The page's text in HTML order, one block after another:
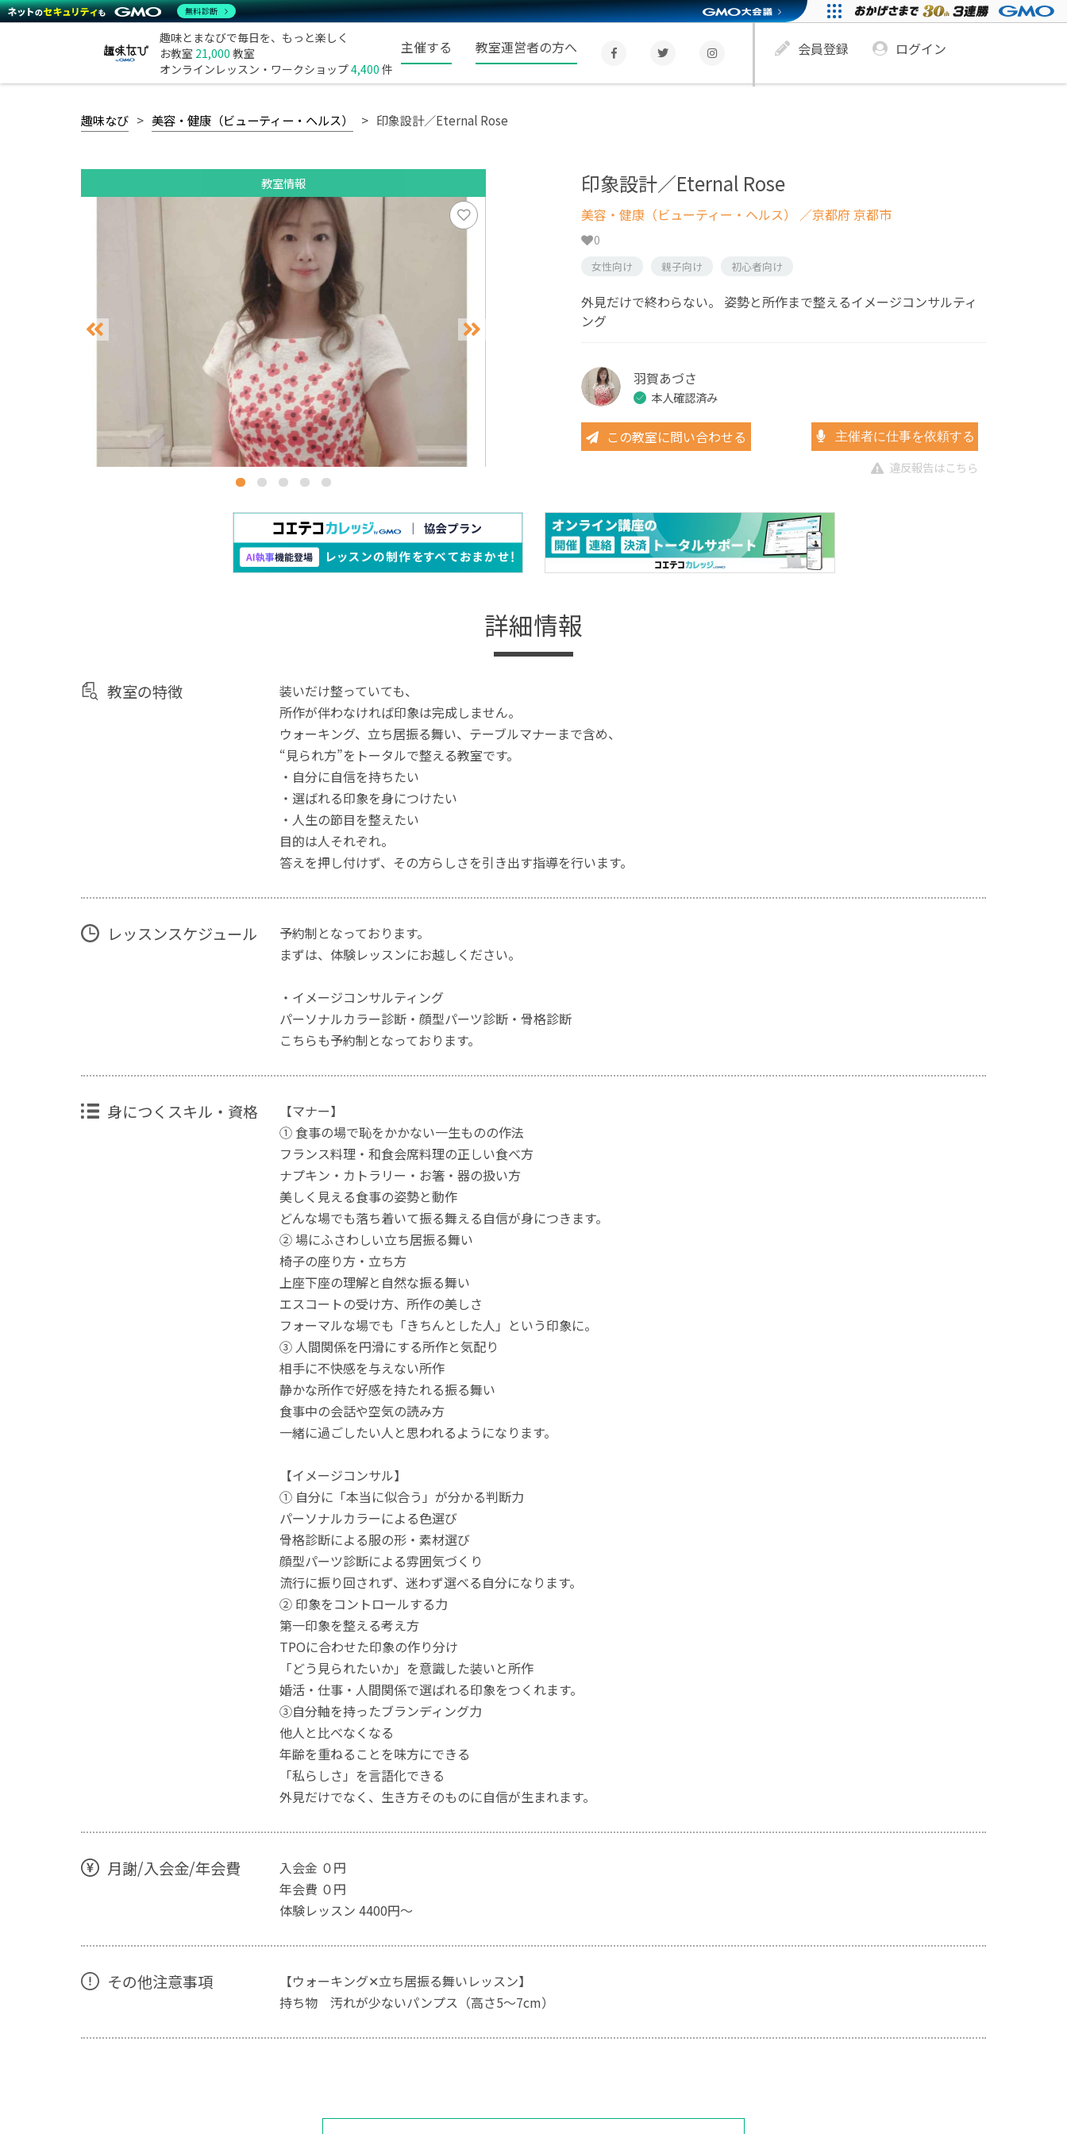
趣味とまなびで毎日を、もっと楽しく
お教室 21,000 教室
オンラインレッスン・ワークショップ4,400 件
主催する 教室運営者の方へ 会員登録 ログイン
趣味なび 美容・健康（ビューティー・ヘルス） 印象設計／Eternal Rose
教室情報 印象設計／Eternal Rose
美容・健康（ビューティー・ヘルス） ／京都府 京都市
0
女性向け 親子向け 初心者向け
外見だけで終わらない。 姿勢と所作まで整えるイメージコンサルティ
ング
羽賀あづさ
本人確認済み
この教室に問い合わせる 主催者に仕事を依頼する
違反報告はこちら
詳細情報
教室の特徴
装いだけ整っていても、
所作が伴わなければ印象は完成しません。
ウォーキング、立ち居振る舞い、テーブルマナーまで含め、
“見られ方”をトータルで整える教室です。
・自分に自信を持ちたい
・選ばれる印象を身につけたい
・人生の節目を整えたい
目的は人それぞれ。
答えを押し付けず、その方らしさを引き出す指導を行います。
レッスンスケジュール
予約制となっております。
まずは、体験レッスンにお越しください。
・イメージコンサルティング
パーソナルカラー診断・顔型パーツ診断・骨格診断
こちらも予約制となっております。
身につくスキル・資格
【マナー】
① 食事の場で恥をかかない一生ものの作法
フランス料理・和食会席料理の正しい食べ方
ナプキン・カトラリー・お箸・器の扱い方
美しく見える食事の姿勢と動作
どんな場でも落ち着いて振る舞える自信が身につきます。
② 場にふさわしい立ち居振る舞い
椅子の座り方・立ち方
上座下座の理解と自然な振る舞い
エスコートの受け方、所作の美しさ
フォーマルな場でも「きちんとした人」という印象に。
③ 人間関係を円滑にする所作と気配り
相手に不快感を与えない所作
静かな所作で好感を持たれる振る舞い
食事中の会話や空気の読み方
一緒に過ごしたい人と思われるようになります。
【イメージコンサル】
① 自分に「本当に似合う」が分かる判断力
パーソナルカラーによる色選び
骨格診断による服の形・素材選び
顔型パーツ診断による雰囲気づくり
流行に振り回されず、迷わず選べる自分になります。
② 印象をコントロールする力
第一印象を整える考え方
TPOに合わせた印象の作り分け
「どう見られたいか」を意識した装いと所作
婚活・仕事・人間関係で選ばれる印象をつくれます。
③自分軸を持ったブランディング力
他人と比べなくなる
年齢を重ねることを味方にできる
「私らしさ」を言語化できる
外見だけでなく、生き方そのものに自信が生まれます。
月謝/入会金/年会費
入会金 ０円
年会費 ０円
体験レッスン 4400円〜
その他注意事項
【ウォーキング✕立ち居振る舞いレッスン】
持ち物 汚れが少ないパンプス（高さ5〜7cm）
無料診断